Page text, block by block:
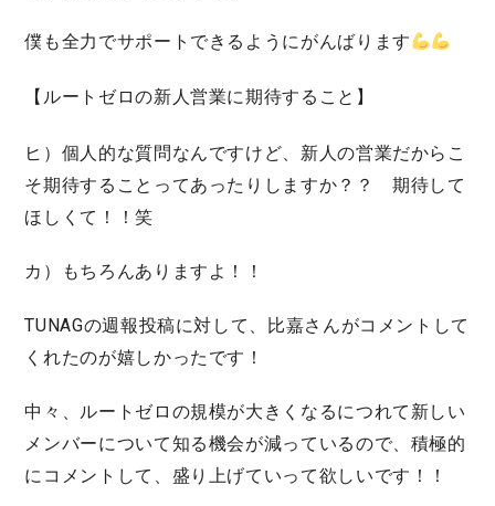
僕も全力でサポートできるようにがんばります
【ルートゼロの新人営業に期待すること】
ヒ）個人的な質問なんですけど、新人の営業だからこ
そ期待することってあったりしますか？？ 期待して
ほしくて！！笑
カ）もちろんありますよ！！
TUNAGの週報投稿に対して、比嘉さんがコメントして
くれたのが嬉しかったです！
中々、ルートゼロの規模が大きくなるにつれて新しい
メンバーについて知る機会が減っているので、積極的
にコメントして、盛り上げていって欲しいです！！